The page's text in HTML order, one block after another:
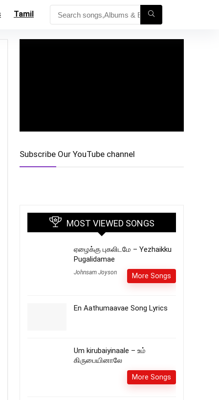
Tamil
Subscribe Our YouTube channel
MOST VIEWED SONGS
ஏழைக்கு புகலிடமே – Yezhaikku
Pugalidamae
Johnsam Joyson More Songs
En Aathumaavae Song Lyrics
Um kirubaiyinaale – உம்
கிருபையினாலே
More Songs